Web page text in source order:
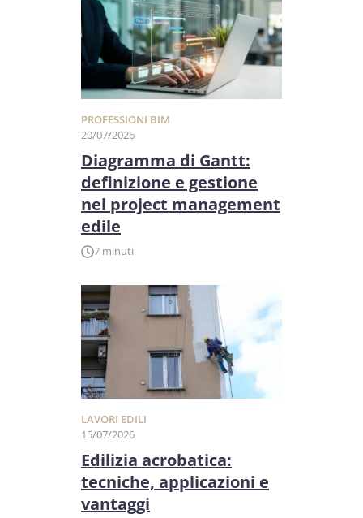
PROFESSIONI BIM
20/07/2026
Diagramma di Gantt:
definizione e gestione
nel project management
edile
7 minuti
LAVORI EDILI
15/07/2026
Edilizia acrobatica:
tecniche, applicazioni e
vantaggi